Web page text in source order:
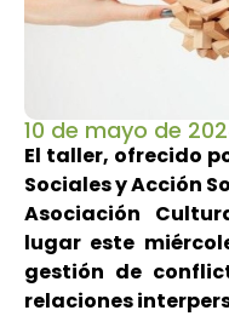
10 de mayo de
El taller, ofrecido
Sociales y Acción
Asociación
lugar este
gestión de
relaciones